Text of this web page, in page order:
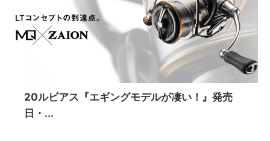
20ルビアス『エギングモデルが凄い！』発売
日・...